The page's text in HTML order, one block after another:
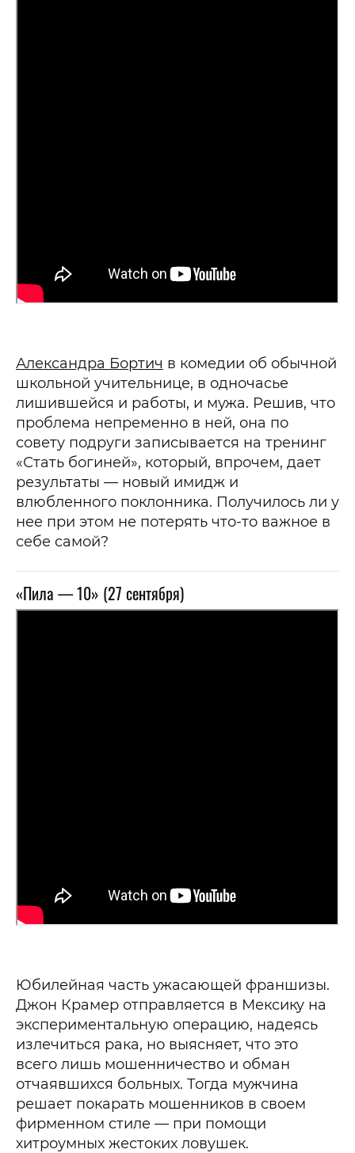
Александра Бортич в комедии об обычной
школьной учительнице, в одночасье
лишившейся и работы, и мужа. Решив, что
проблема непременно в ней, она по
совету подруги записывается на тренинг
«Стать богиней», который, впрочем, дает
результаты — новый имидж и
влюбленного поклонника. Получилось ли у
нее при этом не потерять что-то важное в
себе самой?
«Пила — 10» (27 сентября)
Юбилейная часть ужасающей франшизы.
Джон Крамер отправляется в Мексику на
экспериментальную операцию, надеясь
излечиться рака, но выясняет, что это
всего лишь мошенничество и обман
отчаявшихся больных. Тогда мужчина
решает покарать мошенников в своем
фирменном стиле — при помощи
хитроумных жестоких ловушек.